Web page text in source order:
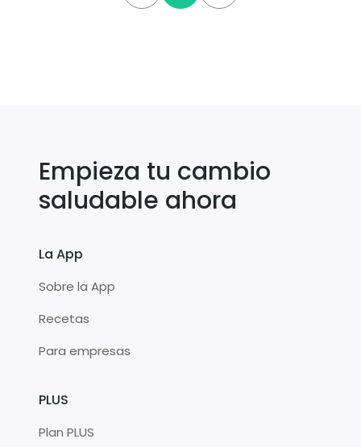
Empieza tu cambio
saludable ahora
La App
Sobre la App
Recetas
Para empresas
PLUS
Plan PLUS